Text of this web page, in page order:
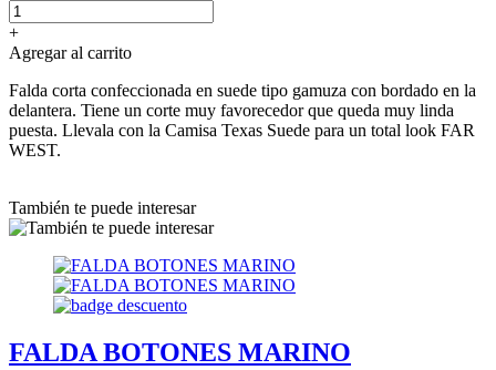
+
Agregar al carrito
Falda corta confeccionada en suede tipo gamuza con bordado en la
delantera. Tiene un corte muy favorecedor que queda muy linda
puesta. Llevala con la Camisa Texas Suede para un total look FAR
WEST.
También te puede interesar
FALDA BOTONES MARINO